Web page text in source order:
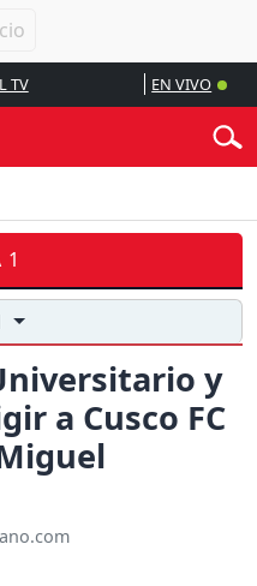
TV EN VIVO
1
y
a Cusco FC